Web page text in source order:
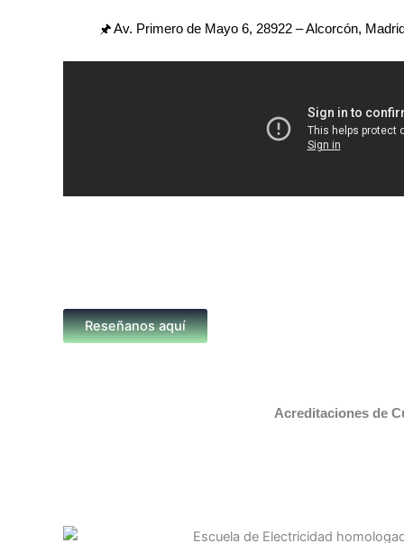
🖈 Av. Primero de Mayo 6, 28922 – Alcorcón,
Reseñanos aquí
Acreditaciones de